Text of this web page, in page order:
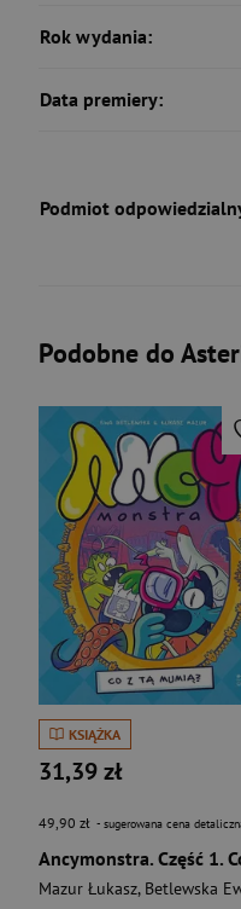
Rok wydania:
Data premiery:
Podmiot
Podobne do
KSIĄŻKA
31,39 zł
49,90 zł - sugerowana cena
Mazur Łukasz, Betlewska